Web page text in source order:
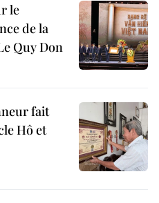
le
de la
Quy Don
fait
Hô et